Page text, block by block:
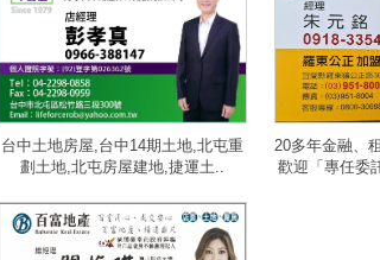
台中土地房屋,台中14期土地,北屯重
劃土地,北屯房屋建地,捷運土..
20多年金融、
歡迎「專任委